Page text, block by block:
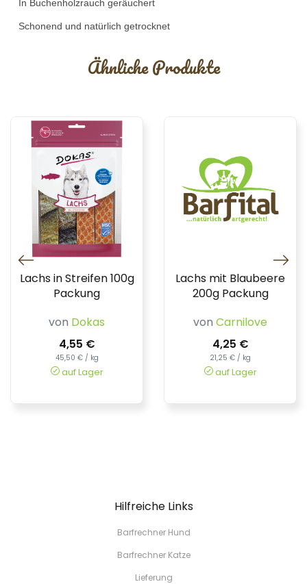
In Buchenholzrauch geräuchert
Schonend und natürlich getrocknet
Ähnliche Produkte
Lachs in Streifen 100g
Packung
von Dokas
4,55 €
45,50 € / kg
auf Lager
Lachs mit Blaubeere
200g Packung
von Carnilove
4,25 €
21,25 € / kg
auf Lager
Hilfreiche Links
Barfrechner Hund
Barfrechner Katze
Lieferung